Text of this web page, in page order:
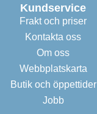
Kundservice
Frakt och priser
Kontakta oss
Om oss
Webbplatskarta
Butik och öppettider
Jobb